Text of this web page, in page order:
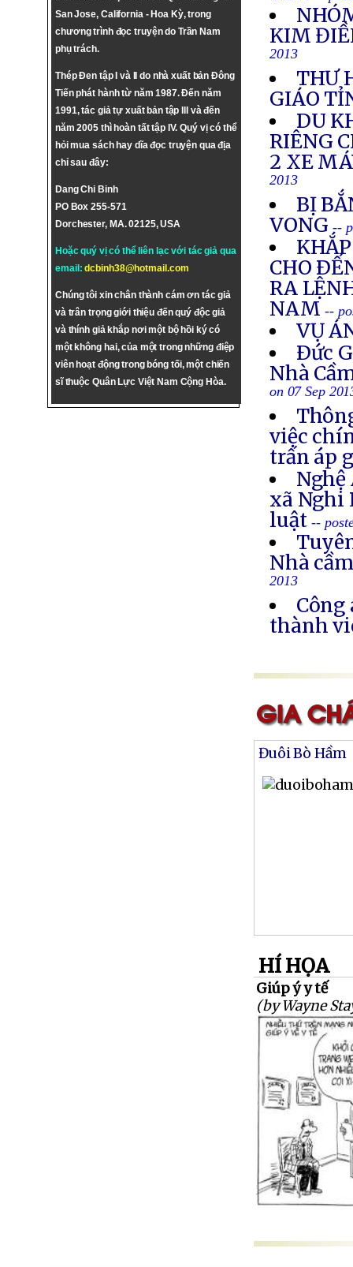
San Jose, California - Hoa Kỳ, trong
chương trình đọc truyện do Trần Nam
phụ trách.
Thép Đen tập I và II do nhà xuất bản Đông
Tiến phát hành từ năm 1987. Đến năm
1991, tác giả tự xuất bản tập III và đến
năm 2005 thì hoàn tất tập IV. Quý vị có thể
hỏi mua sách hay dĩa đọc truyện qua địa
chỉ sau đây:
Dang Chi Binh
PO Box 255-571
Dorchester, MA. 02125, USA
Hoặc quý vị có thể liên lạc với tác giả qua
email:dcbinh38@hotmail.com
Chúng tôi xin chân thành cám ơn tác giả
và trân trọng giới thiệu đến quý độc giả
và thính giả khắp nơi một bộ hồi ký có
một không hai, của một trong những điệp
viên hoạt động trong bóng tối, một chiến
sĩ thuộc Quân Lực Việt Nam Cộng Hòa.
KIM
2013
THƯ
GIÁO
DU
RIÊNG
2 XE
2013
BỊ
VONG --
CHO
RA
NAM--
VỤ
Ðức
Nhà
on 07 Sep
việc
trấn áp
Nghệ
xã Nghi
luật--
Nhà
2013
thành
Đuôi Bò Hầm
HÍ HỌA
Giúp ý y tế
(by Wayne